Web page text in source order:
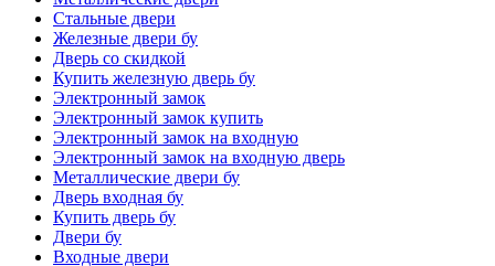
Стальные двери
Железные двери бу
Дверь со скидкой
Купить железную дверь бу
Электронный замок
Электронный замок купить
Электронный замок на входную
Электронный замок на входную дверь
Металлические двери бу
Дверь входная бу
Купить дверь бу
Двери бу
Входные двери